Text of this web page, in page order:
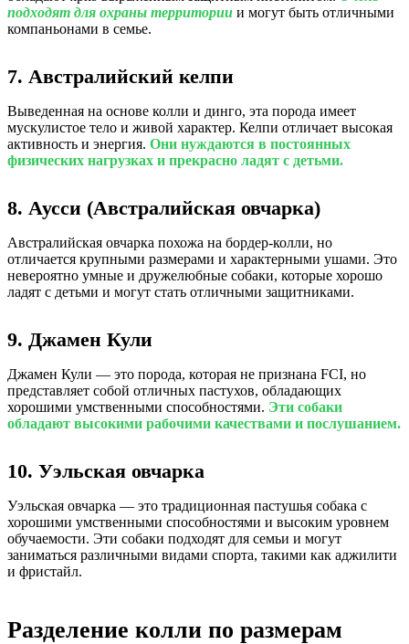
подходят для охраны территории и могут быть отличными
компаньонами в семье.
7. Австралийский келпи
Выведенная на основе колли и динго, эта порода имеет
мускулистое тело и живой характер. Келпи отличает высокая
активность и энергия. Они нуждаются в постоянных
физических нагрузках и прекрасно ладят с детьми.
8. Аусси (Австралийская овчарка)
Австралийская овчарка похожа на бордер-колли, но
отличается крупными размерами и характерными ушами. Это
невероятно умные и дружелюбные собаки, которые хорошо
ладят с детьми и могут стать отличными защитниками.
9. Джамен Кули
Джамен Кули — это порода, которая не признана FCI, но
представляет собой отличных пастухов, обладающих
хорошими умственными способностями. Эти собаки
обладают высокими рабочими качествами и послушанием.
10. Уэльская овчарка
Уэльская овчарка — это традиционная пастушья собака с
хорошими умственными способностями и высоким уровнем
обучаемости. Эти собаки подходят для семьи и могут
заниматься различными видами спорта, такими как аджилити
и фристайл.
Разделение колли по размерам